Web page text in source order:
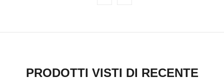
PRODOTTI VISTI DI RECENTE